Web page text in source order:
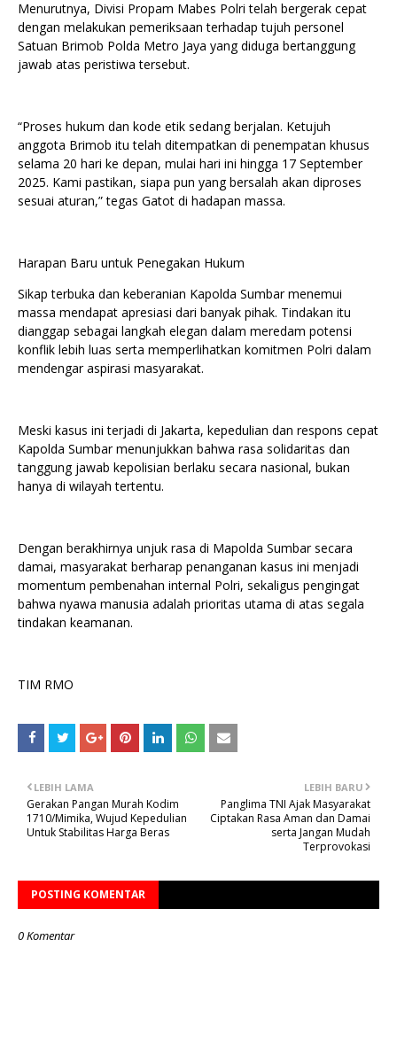
Menurutnya, Divisi Propam Mabes Polri telah bergerak cepat
dengan melakukan pemeriksaan terhadap tujuh personel
Satuan Brimob Polda Metro Jaya yang diduga bertanggung
jawab atas peristiwa tersebut.
“Proses hukum dan kode etik sedang berjalan. Ketujuh
anggota Brimob itu telah ditempatkan di penempatan khusus
selama 20 hari ke depan, mulai hari ini hingga 17 September
2025. Kami pastikan, siapa pun yang bersalah akan diproses
sesuai aturan,” tegas Gatot di hadapan massa.
Harapan Baru untuk Penegakan Hukum
Sikap terbuka dan keberanian Kapolda Sumbar menemui
massa mendapat apresiasi dari banyak pihak. Tindakan itu
dianggap sebagai langkah elegan dalam meredam potensi
konflik lebih luas serta memperlihatkan komitmen Polri dalam
mendengar aspirasi masyarakat.
Meski kasus ini terjadi di Jakarta, kepedulian dan respons cepat
Kapolda Sumbar menunjukkan bahwa rasa solidaritas dan
tanggung jawab kepolisian berlaku secara nasional, bukan
hanya di wilayah tertentu.
Dengan berakhirnya unjuk rasa di Mapolda Sumbar secara
damai, masyarakat berharap penanganan kasus ini menjadi
momentum pembenahan internal Polri, sekaligus pengingat
bahwa nyawa manusia adalah prioritas utama di atas segala
tindakan keamanan.
TIM RMO
LEBIH BARU
Panglima TNI Ajak Masyarakat
Ciptakan Rasa Aman dan Damai
serta Jangan Mudah
Terprovokasi
LEBIH LAMA
Gerakan Pangan Murah Kodim
1710/Mimika, Wujud Kepedulian
Untuk Stabilitas Harga Beras
POSTING KOMENTAR
0 Komentar